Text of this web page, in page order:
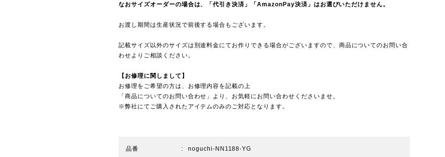
なおサイズオーダーの場合は、「代引き決済」「AmazonPay決済」はお選びいただけません。
お渡し期間は生産状況で前後する場合もございます。
記載サイズ以外のサイズは別途料金にてお作りできる場合がございますので、 商品についてのお問い合
わせ よりご相談ください。
【お修理に関しまして】
お修理をご希望の方は、お修理内容を記載の上
「商品についてのお問い合わせ」より、お気軽にお問い合わせくださいませ。
※弊社にてご購入されたアイテムのみのご対応となります。
品番
noguchi-NN1188-YG